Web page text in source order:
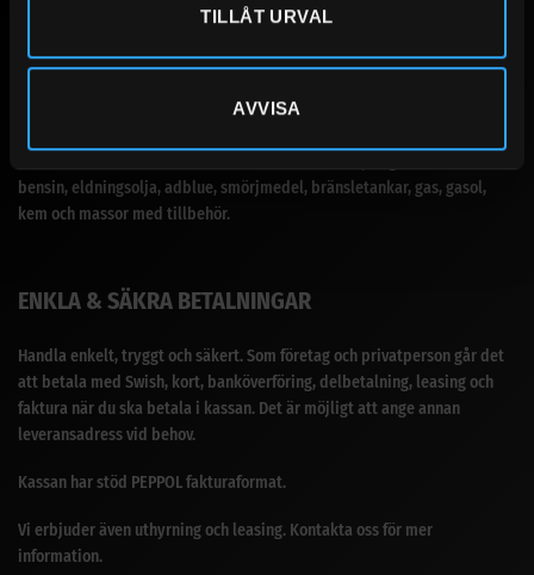
TILLÅT URVAL
AVVISA
SANDBERGS I JÄMTLAND AB
bensin, eldningsolja, adblue, smörjmedel, bränsletankar, gas, gasol,
kem och massor med tillbehör.
ENKLA & SÄKRA BETALNINGAR
Handla enkelt, tryggt och säkert. Som företag och privatperson går det
att betala med Swish, kort, banköverföring, delbetalning, leasing och
faktura när du ska betala i kassan. Det är möjligt att ange annan
leveransadress vid behov.
Kassan har stöd PEPPOL fakturaformat.
Vi erbjuder även uthyrning och leasing. Kontakta oss för mer
information.